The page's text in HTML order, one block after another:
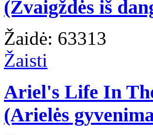
(Žvaigždės iš
Žaidė: 63313
Žaisti
Ariel's Life In
(Arielės